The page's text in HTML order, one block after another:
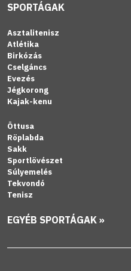
SPORTÁGAK
Asztalitenisz
Atlétika
Birkózás
Cselgáncs
Evezés
Jégkorong
Kajak-kenu
Öttusa
Röplabda
Sakk
Sportlövészet
Súlyemelés
Tekvondó
Tenisz
EGYÉB SPORTÁGAK »